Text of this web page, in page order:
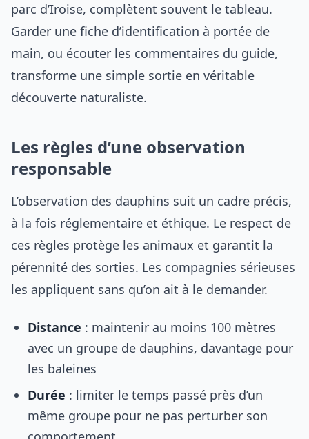
parc d’Iroise, complètent souvent le tableau.
Garder une fiche d’identification à portée de
main, ou écouter les commentaires du guide,
transforme une simple sortie en véritable
découverte naturaliste.
Les règles d’une observation
responsable
L’observation des dauphins suit un cadre précis,
à la fois réglementaire et éthique. Le respect de
ces règles protège les animaux et garantit la
pérennité des sorties. Les compagnies sérieuses
les appliquent sans qu’on ait à le demander.
Distance : maintenir au moins 100 mètres
avec un groupe de dauphins, davantage pour
les baleines
Durée : limiter le temps passé près d’un
même groupe pour ne pas perturber son